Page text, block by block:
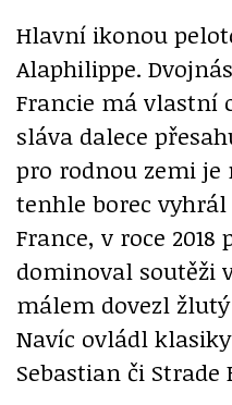
Hlavní ikonou
Alaphilippe.
Francie má vlastní
sláva dalece
pro rodnou zemi je
tenhle borec vyhrál
France, v roce 2018
dominoval soutěži
málem dovezl
Navíc ovládl
Sebastian či Strade